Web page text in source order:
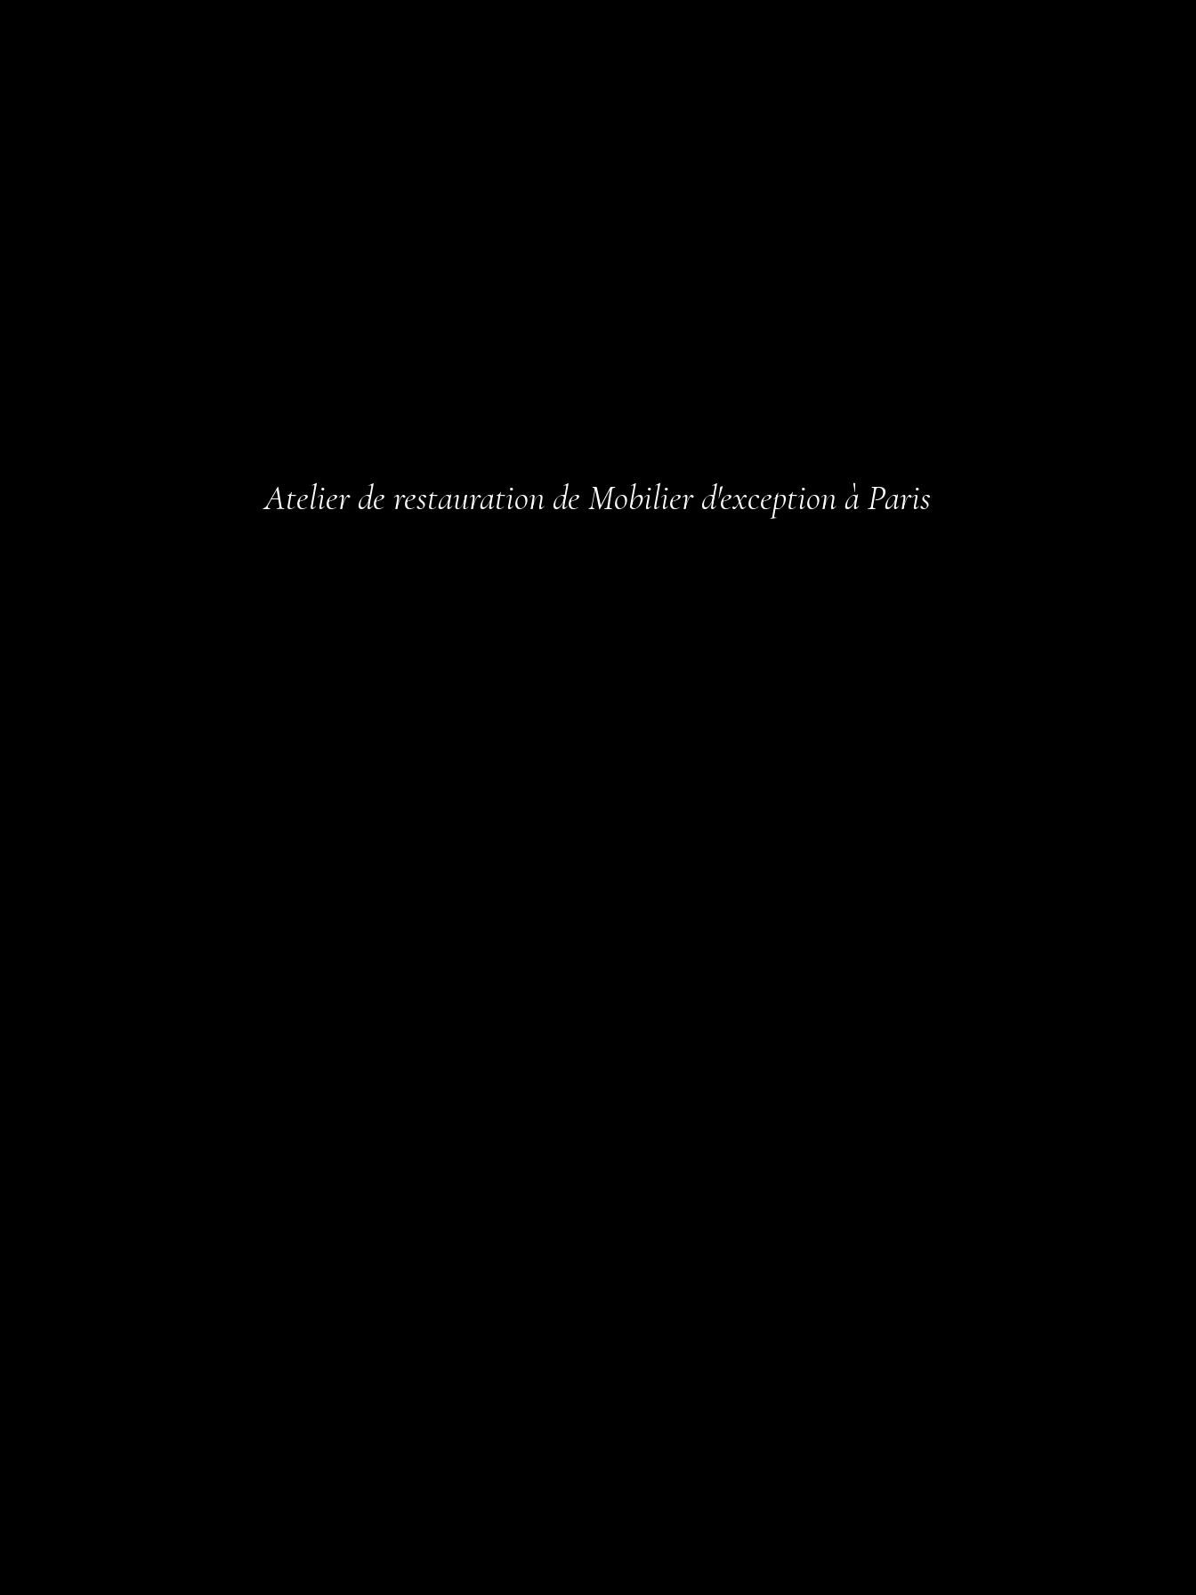
Atelier de restauration de Mobilier d'exception à Paris